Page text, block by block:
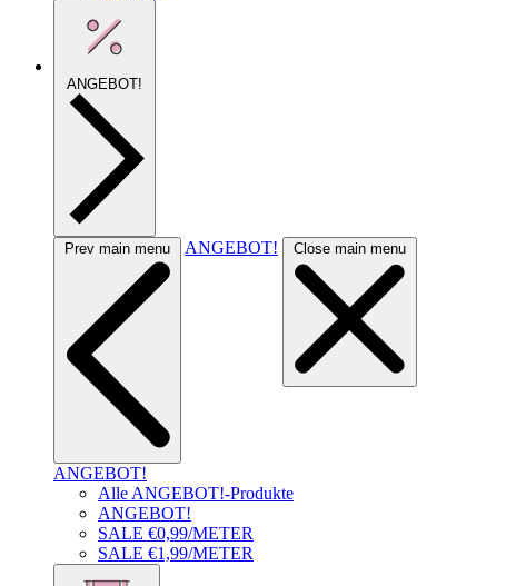
ANGEBOT!
Prev main menu ANGEBOT! Close main menu
ANGEBOT!
Alle ANGEBOT!-Produkte
ANGEBOT!
SALE €0,99/METER
SALE €1,99/METER